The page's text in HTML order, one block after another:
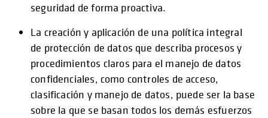
seguridad de forma proactiva.
La creación y aplicación de una política integral
de protección de datos que describa procesos y
procedimientos claros para el manejo de datos
confidenciales, como controles de acceso,
clasificación y manejo de datos, puede ser la base
sobre la que se basan todos los demás esfuerzos